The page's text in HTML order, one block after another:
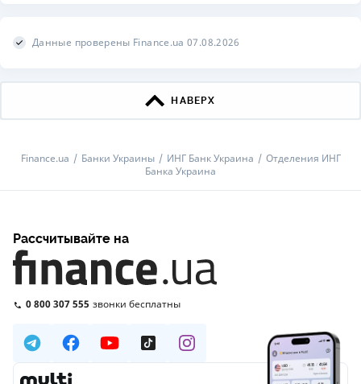
Данные проверены Finance.ua 07.08.2026
НАВЕРХ
Finance.ua Банки Украины ИНГ Банк Украина
Отделения ИНГ
Банка Украина
Рассчитывайте на
0 800 307 555 звонки бесплатны